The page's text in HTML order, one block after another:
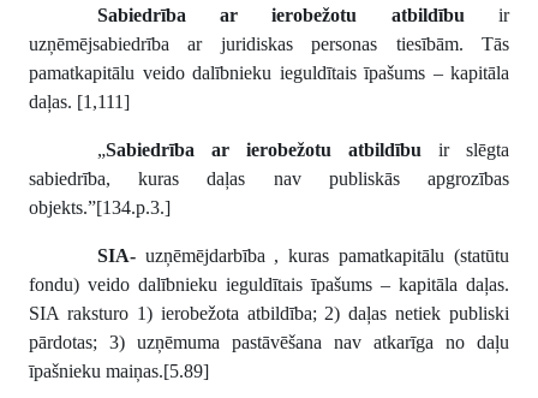
Sabiedrība ar ierobežotu atbildību ir
uzņēmējsabiedrība ar juridiskas personas tiesībām. Tās
pamatkapitālu veido dalībnieku ieguldītais īpašums – kapitāla
daļas. [1,111]
„Sabiedrība ar ierobežotu atbildību ir slēgta
sabiedrība, kuras daļas nav publiskās apgrozības
objekts.”[134.p.3.]
SIA- uzņēmējdarbība , kuras pamatkapitālu (statūtu
fondu) veido dalībnieku ieguldītais īpašums – kapitāla daļas.
SIA raksturo 1) ierobežota atbildība; 2) daļas netiek publiski
pārdotas; 3) uzņēmuma pastāvēšana nav atkarīga no daļu
īpašnieku maiņas.[5.89]